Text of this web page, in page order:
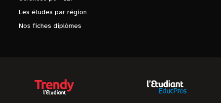
Les études par région
Nos fiches diplômes